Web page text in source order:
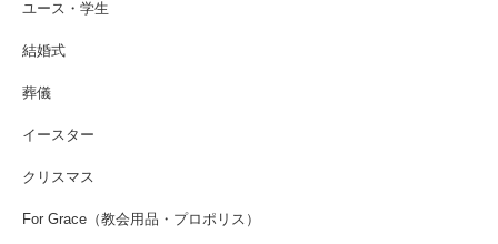
ユース・学生
結婚式
葬儀
イースター
クリスマス
For Grace（教会用品・プロポリス）